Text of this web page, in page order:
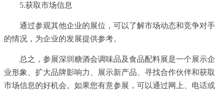
5.获取市场信息
通过参观其他企业的展位，可以了解市场动态和竞争对手
的情况，为企业的发展提供参考。
总之，参展深圳糖酒会调味品及食品配料展是一个展示企
业形象、扩大品牌影响力、展示新产品、寻找合作伙伴和获取
市场信息的好机会。如果您有意参展，可以通过网上、电话或